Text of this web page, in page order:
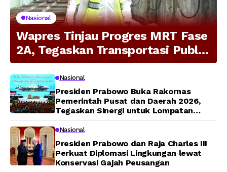
Nasional
Wapres Tinjau Progres MRT Fase
2A, Tegaskan Transportasi Publik
Modern Jadi Prioritas Nasional
Nasional
Presiden Prabowo Buka Rakornas
Pemerintah Pusat dan Daerah 2026,
Tegaskan Sinergi untuk Lompatan
Nasional
Presiden Prabowo dan Raja Charles III
Perkuat Diplomasi Lingkungan lewat
Konservasi Gajah Peusangan